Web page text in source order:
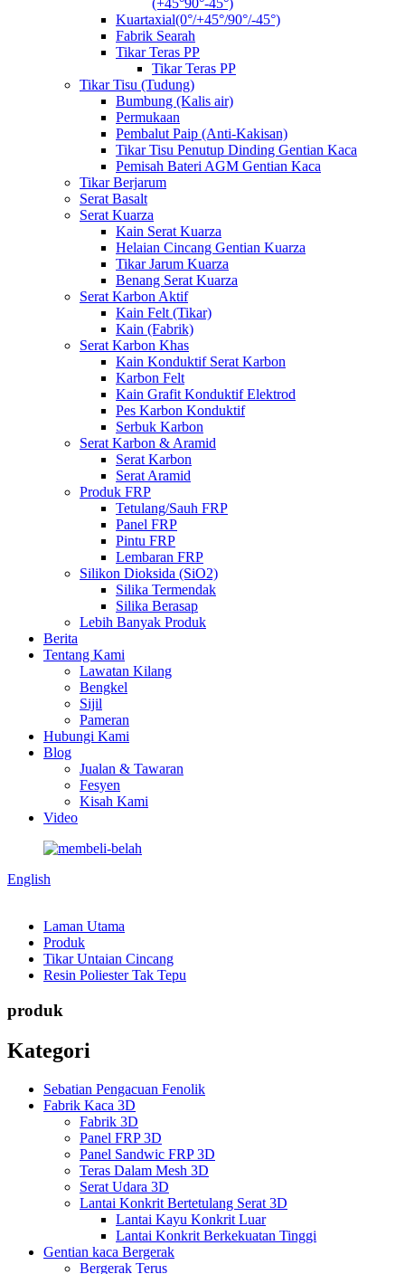
(+45°90°-45°)
Kuartaxial(0°/+45°/90°/-45°)
Fabrik Searah
Tikar Teras PP
Tikar Teras PP
Tikar Tisu (Tudung)
Bumbung (Kalis air)
Permukaan
Pembalut Paip (Anti-Kakisan)
Tikar Tisu Penutup Dinding Gentian Kaca
Pemisah Bateri AGM Gentian Kaca
Tikar Berjarum
Serat Basalt
Serat Kuarza
Kain Serat Kuarza
Helaian Cincang Gentian Kuarza
Tikar Jarum Kuarza
Benang Serat Kuarza
Serat Karbon Aktif
Kain Felt (Tikar)
Kain (Fabrik)
Serat Karbon Khas
Kain Konduktif Serat Karbon
Karbon Felt
Kain Grafit Konduktif Elektrod
Pes Karbon Konduktif
Serbuk Karbon
Serat Karbon & Aramid
Serat Karbon
Serat Aramid
Produk FRP
Tetulang/Sauh FRP
Panel FRP
Pintu FRP
Lembaran FRP
Silikon Dioksida (SiO2)
Silika Termendak
Silika Berasap
Lebih Banyak Produk
Berita
Tentang Kami
Lawatan Kilang
Bengkel
Sijil
Pameran
Hubungi Kami
Blog
Jualan & Tawaran
Fesyen
Kisah Kami
Video
English
Laman Utama
Produk
Tikar Untaian Cincang
Resin Poliester Tak Tepu
produk
Kategori
Sebatian Pengacuan Fenolik
Fabrik Kaca 3D
Fabrik 3D
Panel FRP 3D
Panel Sandwic FRP 3D
Teras Dalam Mesh 3D
Serat Udara 3D
Lantai Konkrit Bertetulang Serat 3D
Lantai Kayu Konkrit Luar
Lantai Konkrit Berkekuatan Tinggi
Gentian kaca Bergerak
Bergerak Terus